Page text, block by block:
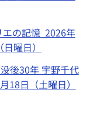
の記憶 2026年
曜日）
後30年 宇野千代
日（土曜日）